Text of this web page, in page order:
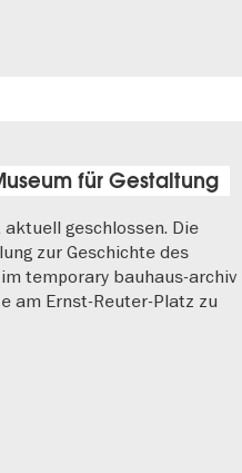
für Gestaltung
geschlossen. Die
zur Geschichte des
temporary bauhaus-archiv
am Ernst-Reuter-Platz zu